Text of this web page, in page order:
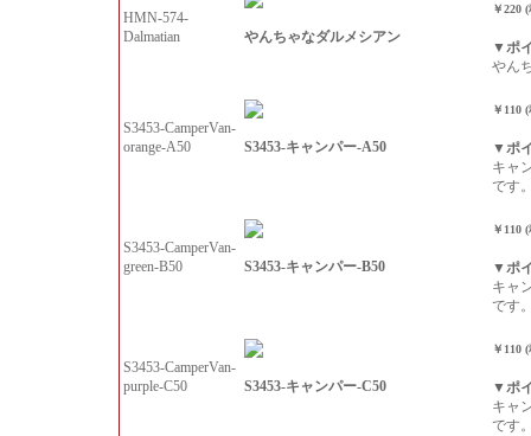
HMN-574-
Dalmatian
やんちゃなダルメシアン
￥220
▼ポ
やん
S3453-CamperVan-
orange-A50
S3453-キャンパー-A50
￥110
▼ポ
キャ
です
S3453-CamperVan-
green-B50
S3453-キャンパー-B50
￥110
▼ポ
キャ
です
S3453-CamperVan-
purple-C50
S3453-キャンパー-C50
￥110
▼ポ
キャ
です